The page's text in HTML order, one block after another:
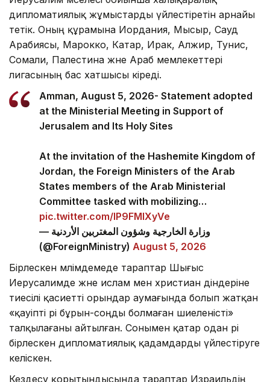
дипломатиялық жұмыстарды үйлестіретін арнайы
тетік. Оның құрамына Иордания, Мысыр, Сауд
Арабиясы, Марокко, Катар, Ирак, Алжир, Тунис,
Сомали, Палестина және Араб мемлекеттері
лигасының бас хатшысы кіреді.
Amman, August 5, 2026- Statement adopted
at the Ministerial Meeting in Support of
Jerusalem and Its Holy Sites
At the invitation of the Hashemite Kingdom of
Jordan, the Foreign Ministers of the Arab
States members of the Arab Ministerial
Committee tasked with mobilizing…
pic.twitter.com/lP9FMlXyVe
— وزارة الخارجية وشؤون المغتربين الأردنية
(@ForeignMinistry) August 5, 2026
Бірлескен мәлімдемеде тараптар Шығыс
Иерусалимде және ислам мен христиан діндеріне
тиесілі қасиетті орындар аумағында болып жатқан
«қауіпті әрі бұрын-соңды болмаған шиеленісті»
талқылағаны айтылған. Сонымен қатар одан әрі
бірлескен дипломатиялық қадамдарды үйлестіруге
келіскен.
Кездесу қорытындысында тараптар Израильдің